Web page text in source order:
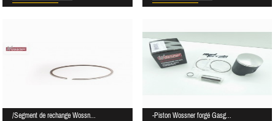
/Segment de rechange Wossn... -Piston Wossner forgé Gasg...